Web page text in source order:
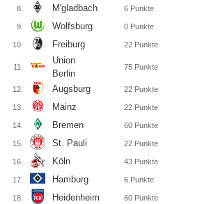
8. M'gladbach 6 Punkte
9. Wolfsburg 0 Punkte
10. Freiburg 22 Punkte
11.
Union
Berlin
75 Punkte
12. Augsburg 22 Punkte
13. Mainz 22 Punkte
14. Bremen 60 Punkte
15. St. Pauli 22 Punkte
16. Köln 43 Punkte
17. Hamburg 6 Punkte
18. Heidenheim 60 Punkte